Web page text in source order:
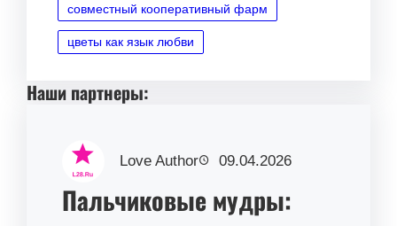
совместный кооперативный фарм
цветы как язык любви
Наши партнеры:
Love Author 09.04.2026
Пальчиковые мудры: